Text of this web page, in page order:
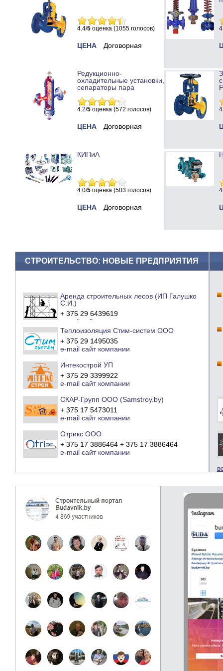
4.4/5 оценка (1055 голосов)
ЦЕНА Договорная
Редукционно-
охладительные установки,
сепараторы пара
4.2/5 оценка (572 голосов)
ЦЕНА Договорная
КИПиА
4.0/5 оценка (503 голосов)
ЦЕНА Договорная
СТРОИТЕЛЬСТВО: НОВЫЕ ПРЕДПРИЯТИЯ
Аренда строительных лесов (ИП Галушко
С.И.)
+ 375 29 6439619
e-mail
сайт компании
Теплоизоляция Стим-систем ООО
+ 375 29 1495035
e-mail сайт компании
Интекострой УП
+ 375 29 3399922
e-mail сайт компании
СКАР-Групп ООО (Samstroy.by)
+ 375 17 5473011
e-mail сайт компании
Отрикс ООО
+ 375 17 3886464 + 375 17 3886464
e-mail сайт компании